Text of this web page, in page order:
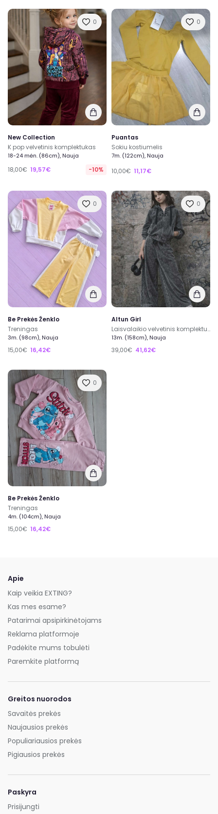
0
New Collection
K pop velvetinis komplektukas
18-24 mėn. (86cm), Nauja
18,00€ 19,57€ -10%
0
Puantas
Sokiu kostiumelis
7m. (122cm), Nauja
10,00€ 11,17€
0
Be Prekės Ženklo
Treningas
3m. (98cm), Nauja
15,00€ 16,42€
0
Altun Girl
Laisvalaikio velvetinis komplektukas
13m. (158cm), Nauja
39,00€ 41,62€
0
Be Prekės Ženklo
Treningas
4m. (104cm), Nauja
15,00€ 16,42€
Apie
Kaip veikia EXTING?
Kas mes esame?
Patarimai apsipirkinėtojams
Reklama platformoje
Padėkite mums tobulėti
Paremkite platformą
Greitos nuorodos
Savaitės prekės
Naujausios prekės
Populiariausios prekės
Pigiausios prekės
Paskyra
Prisijungti